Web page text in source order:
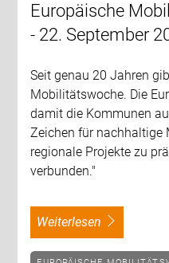
Europäische
- 22. September
Seit genau 20 Jahren
Mobilitätswoche. Die
damit die Kommunen
Zeichen für nachhaltige
regionale Projekte zu
verbunden."
weiterlesen